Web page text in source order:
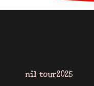
nil tour2025